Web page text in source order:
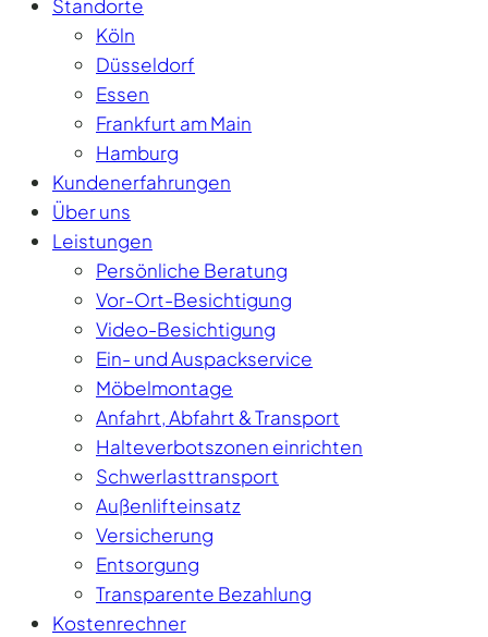
Standorte
Köln
Düsseldorf
Essen
Frankfurt am Main
Hamburg
Kundenerfahrungen
Über uns
Leistungen
Persönliche Beratung
Vor-Ort-Besichtigung
Video-Besichtigung
Ein- und Auspackservice
Möbelmontage
Anfahrt, Abfahrt & Transport
Halteverbotszonen einrichten
Schwerlasttransport
Außenlifteinsatz
Versicherung
Entsorgung
Transparente Bezahlung
Kostenrechner